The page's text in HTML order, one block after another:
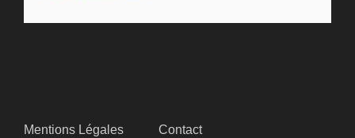
Mentions Légales Contact